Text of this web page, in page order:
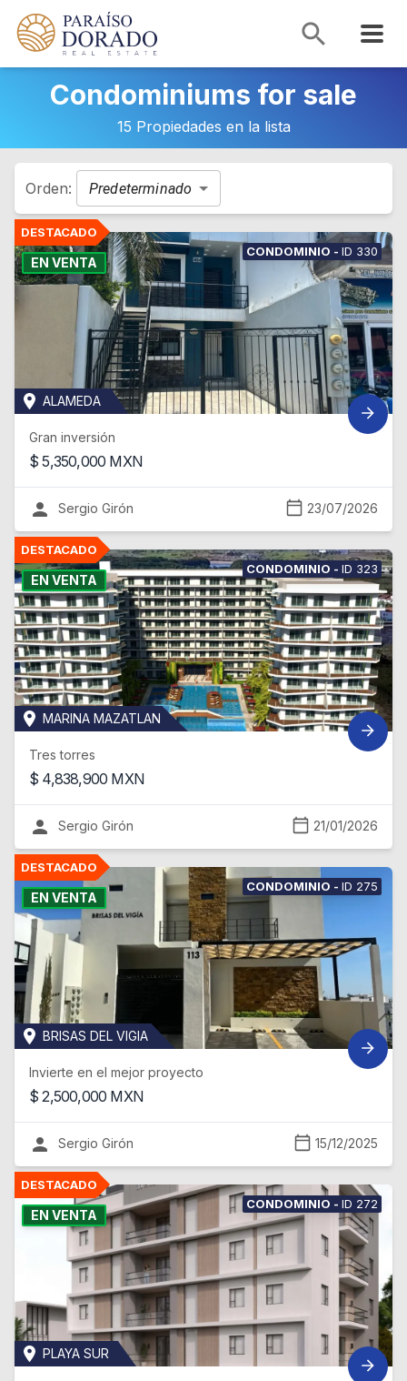
Condominiums for sale
15 Propiedades en la lista
Orden: Predeterminado
EN VENTA
CONDOMINIO - ID 330
ALAMEDA
Gran inversión
$5,350,000 MXN
Sergio Girón 23/07/2026
EN VENTA
CONDOMINIO - ID 323
MARINA MAZATLAN
Tres torres
$ 4,838,900 MXN
Sergio Girón 21/01/2026
EN VENTA
CONDOMINIO - ID 275
BRISAS DEL VIGIA
Invierte en el mejor proyecto
$2,500,000 MXN
Sergio Girón 15/12/2025
EN VENTA
CONDOMINIO - ID 272
PLAYA SUR